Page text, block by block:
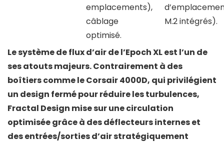
emplacements),
câblage
optimisé.
M.2 intégrés).
Le système deflux d’airde l’Epoch XL est l’un de
ses atouts majeurs. Contrairement à des
boîtiers comme leCorsair 4000D, qui privilégient
un design fermé pour réduire les turbulences,
Fractal Design mise sur une circulation
optimisée grâce à des déflecteurs internes et
des entrées/sorties d’air stratégiquement